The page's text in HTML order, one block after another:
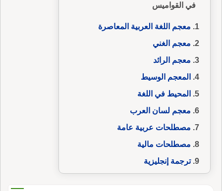
في القواميس
معجم اللغة العربية المعاصرة
معجم الغني
معجم الرائد
المعجم الوسيط
المحيط في اللغة
معجم لسان العرب
مصطلحات عربية عامة
مصطلحات مالية
ترجمة إنجليزية